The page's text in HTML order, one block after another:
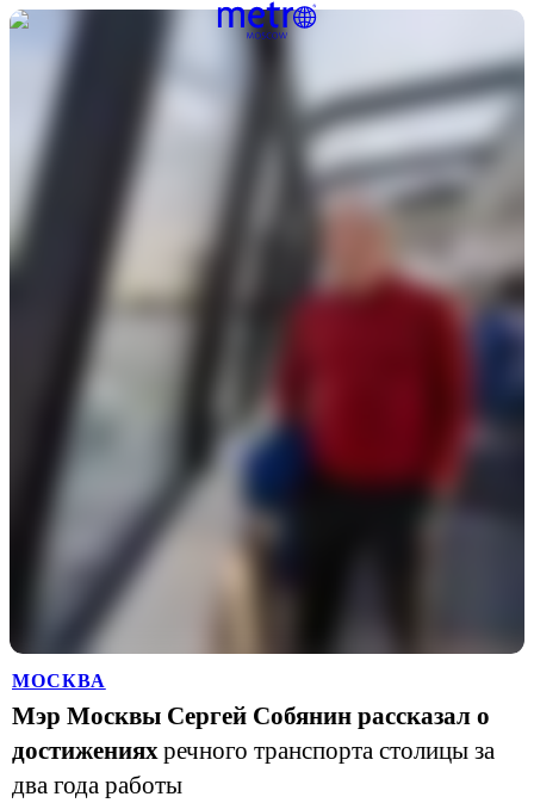
МОСКВА
Мэр Москвы Сергей Собянин рассказал о
достижениях речного транспорта столицы за
два года работы